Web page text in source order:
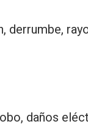
derrumbe,
daños